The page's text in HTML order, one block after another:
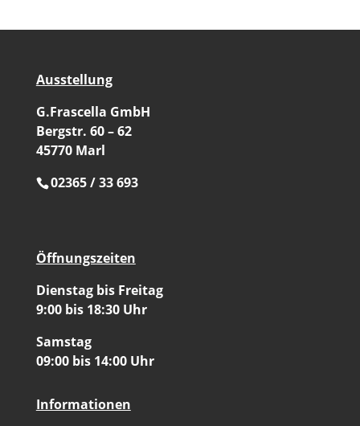
Ausstellung
G.Frascella GmbH
Bergstr. 60 – 62
45770 Marl
02365 / 33 693
Öffnungszeiten
Dienstag bis Freitag
9:00 bis 18:30 Uhr
Samstag
09:00 bis 14:00 Uhr
Informationen